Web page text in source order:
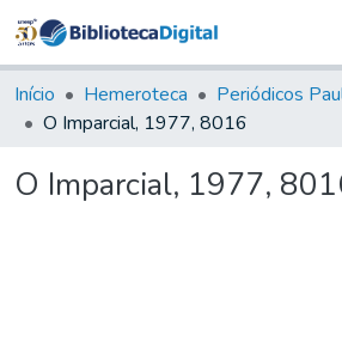
&
Coleções
Tudo na
Digital
Início Hemeroteca Periódicos
O Imparcial, 1977, 8016
O Imparcial, 1977,